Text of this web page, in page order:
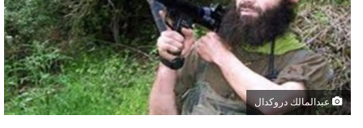
عبدالمالك دروكدال